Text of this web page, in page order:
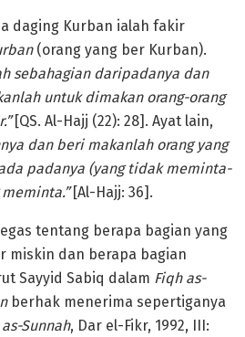
daging Kurban ialah fakir
(orang yang ber Kurban).
sebahagian daripadanya dan
untuk dimakan orang-orang
[QS. Al-Hajj (22): 28]. Ayat lain,
dan beri makanlah orang yang
padanya (yang tidak meminta-
[Al-Hajj: 36].
tentang berapa bagian yang
miskin dan berapa bagian
Sayyid Sabiq dalam Fiqh as-
berhak menerima sepertiganya
Sunnah, Dar el-Fikr, 1992, III: